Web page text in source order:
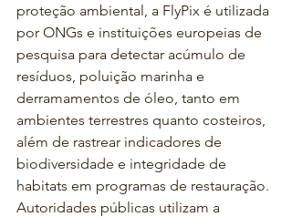
proteção ambiental, a FlyPix é utilizada
por ONGs e instituições europeias de
pesquisa para detectar acúmulo de
resíduos, poluição marinha e
derramamentos de óleo, tanto em
ambientes terrestres quanto costeiros,
além de rastrear indicadores de
biodiversidade e integridade de
habitats em programas de restauração.
Autoridades públicas utilizam a